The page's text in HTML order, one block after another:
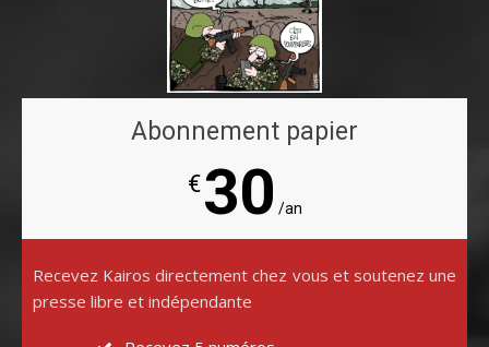
Abonnement papier
€30 /an
Recevez Kairos directement chez vous et soutenez une
presse libre et indépendante